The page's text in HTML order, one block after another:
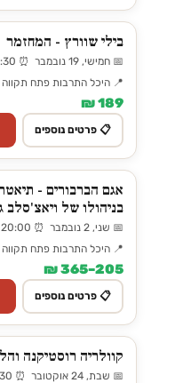
בילי שוורץ - המחזמר
📅 חמישי, 19 נובמבר ⏰ 20:30
📍 היכל התרבות פתח תקווה
189 ₪
📋 פרטים נוספים
אגם הברבורים -
בניהולו של ויאצ'סלב
📅 שני, 2 נובמבר ⏰ 20:00
📍 היכל התרבות פתח תקווה
205–365 ₪
📋 פרטים נוספים
קוולריה רוסטיקנה
📅 שבת, 24 אוקטובר ⏰ 20:30